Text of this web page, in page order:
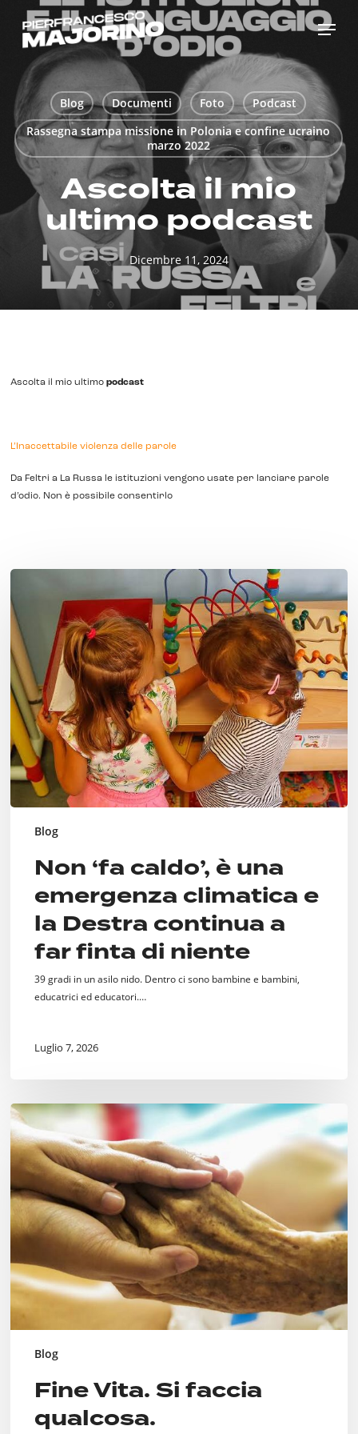
content
Menu
Blog Documenti Foto
Podcast
Rassegna stampa missione in Polonia e confine ucraino
marzo 2022
Ascolta il mio
ultimo podcast
Dicembre 11, 2024
Ascolta il mio ultimo podcast
L’Inaccettabile violenza delle parole
Da Feltri a La Russa le istituzioni vengono usate per lanciare parole
d’odio. Non è possibile consentirlo
Blog
Non
‘fa
caldo’,
una
emergenza
climatica
e
la
Destra
continua
a
far
finta
Non ‘fa caldo’, è una
emergenza climatica e
la Destra continua a
far finta di niente
39 gradi in un asilo nido. Dentro ci sono bambine e bambini,
educatrici ed educatori.…
Luglio 7, 2026
Blog
Fine
Vita.
Si
faccia
qualcosa.
Fine Vita. Si faccia
qualcosa.